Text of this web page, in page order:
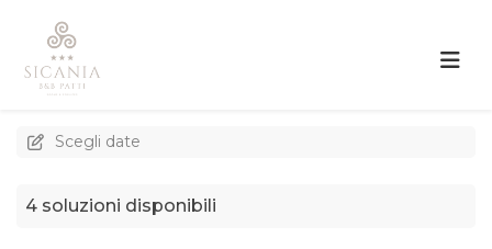
Scegli date
4 soluzioni disponibili